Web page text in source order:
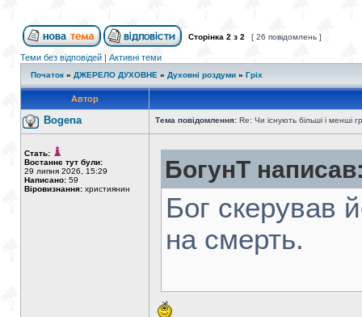
Сторінка 2 з 2 [ 26 повідомлень ]
Теми без відповідей | Активні теми
Початок » ДЖЕРЕЛО ДУХОВНЕ » Духовні роздуми » Гріх
Автор
Bogena Тема повідомлення: Re: Чи існують більші і менші
Стать:
Востаннє тут були:
29 липня 2026, 15:29
Написано: 59
Віровизнання: християнин
БогунТ
Бог скерував
на смерть.